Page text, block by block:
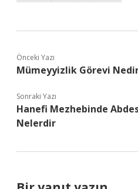
Önceki Yazı
Mümeyyizlik Görevi
Sonraki Yazı
Hanefi Mezhebinde
Nelerdir